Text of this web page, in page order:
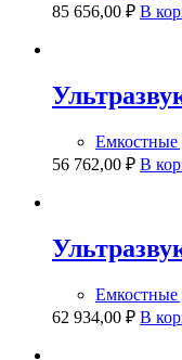
85 656,00 ₽ В
Емкостные
56 762,00 ₽ В
Емкостные
62 934,00 ₽ В